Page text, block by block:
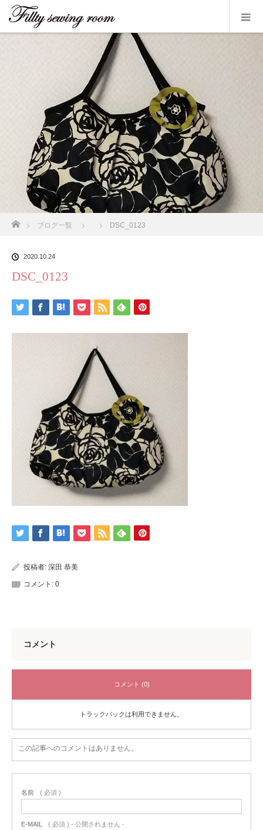
ブログ一覧 DSC_0123
2020.10.24
DSC_0123
投稿者: 深田 恭美
コメント: 0
コメント
コメント (0)
トラックバックは利用できません。
この記事へのコメントはありません。
名前 ( 必須 )
E-MAIL ( 必須 ) - 公開されません -